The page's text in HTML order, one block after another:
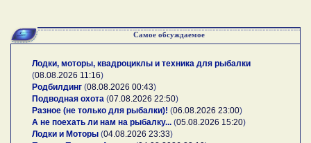
Самое обсуждаемое
Лодки, моторы, квадроциклы и техника для рыбалки
(08.08.2026 11:16)
Родбилдинг (08.08.2026 00:43)
Подводная охота (07.08.2026 22:50)
Разное (не только для рыбалки)! (06.08.2026 23:00)
А не поехать ли нам на рыбалку... (05.08.2026 15:20)
Лодки и Моторы (04.08.2026 23:33)